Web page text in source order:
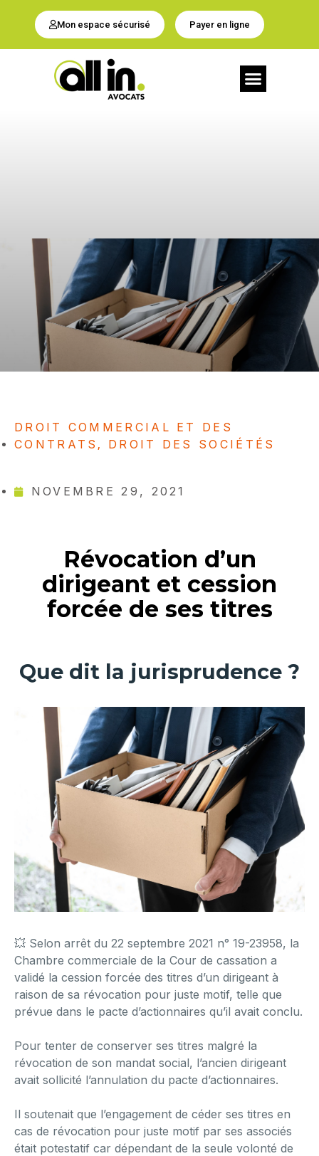
Mon espace sécurisé Payer en ligne
DROIT COMMERCIAL ET DES
CONTRATS , DROIT DES SOCIÉTÉS
NOVEMBRE 29, 2021
Révocation d’un
dirigeant et cession
forcée de ses titres
Que dit la jurisprudence ?
💥 Selon arrêt du 22 septembre 2021 n° 19-23958, la
Chambre commerciale de la Cour de cassation a
validé la cession forcée des titres d’un dirigeant à
raison de sa révocation pour juste motif, telle que
prévue dans le pacte d’actionnaires qu’il avait conclu.
Pour tenter de conserver ses titres malgré la
révocation de son mandat social, l’ancien dirigeant
avait sollicité l’annulation du pacte d’actionnaires.
Il soutenait que l’engagement de céder ses titres en
cas de révocation pour juste motif par ses associés
était potestatif car dépendant de la seule volonté de